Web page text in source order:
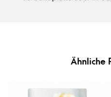
Ähnliche